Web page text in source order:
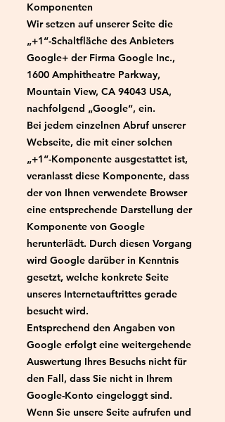
Komponenten
Wir setzen auf unserer Seite die
„+1“-Schaltfläche des Anbieters
Google+ der Firma Google Inc.,
1600 Amphitheatre Parkway,
Mountain View, CA 94043 USA,
nachfolgend „Google“, ein.
Bei jedem einzelnen Abruf unserer
Webseite, die mit einer solchen
„+1“-Komponente ausgestattet ist,
veranlasst diese Komponente, dass
der von Ihnen verwendete Browser
eine entsprechende Darstellung der
Komponente von Google
herunterlädt. Durch diesen Vorgang
wird Google darüber in Kenntnis
gesetzt, welche konkrete Seite
unseres Internetauftrittes gerade
besucht wird.
Entsprechend den Angaben von
Google erfolgt eine weitergehende
Auswertung Ihres Besuchs nicht für
den Fall, dass Sie nicht in Ihrem
Google-Konto eingeloggt sind.
Wenn Sie unsere Seite aufrufen und